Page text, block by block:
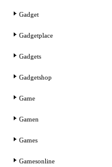
Gadget
Gadgetplace
Gadgets
Gadgetshop
Game
Gamen
Games
Gamesonline